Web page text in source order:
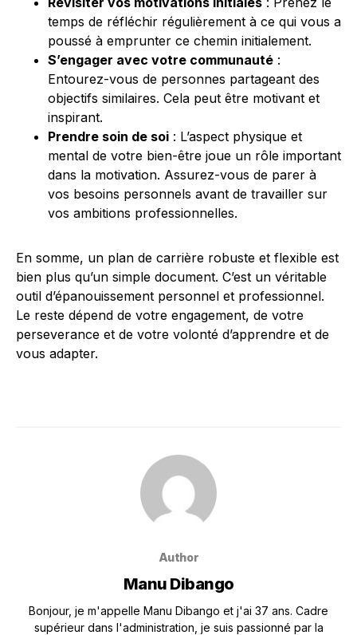
temps de réfléchir régulièrement à ce qui vous a
poussé à emprunter ce chemin initialement.
S’engager avec votre communauté :
Entourez-vous de personnes partageant des
objectifs similaires. Cela peut être motivant et
inspirant.
Prendre soin de soi : L’aspect physique et
mental de votre bien-être joue un rôle important
dans la motivation. Assurez-vous de parer à
vos besoins personnels avant de travailler sur
vos ambitions professionnelles.
En somme, un plan de carrière robuste et flexible est
bien plus qu’un simple document. C’est un véritable
outil d’épanouissement personnel et professionnel.
Le reste dépend de votre engagement, de votre
perseverance et de votre volonté d’apprendre et de
vous adapter.
Author
Manu Dibango
Bonjour, je m'appelle Manu Dibango et j'ai 37 ans. Cadre
supérieur dans l'administration, je suis passionné par la